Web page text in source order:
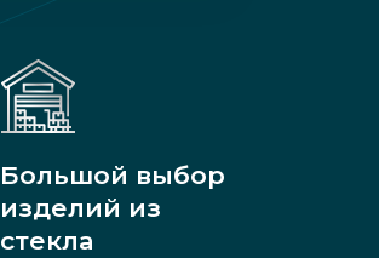
Большой выбор
изделий из
стекла